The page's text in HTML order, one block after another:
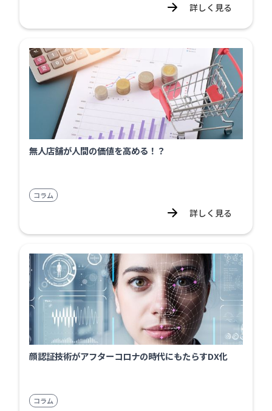
詳しく見る
無人店舗が人間の価値を高める！？
コラム
詳しく見る
顔認証技術がアフターコロナの時代にもたらすDX化
コラム